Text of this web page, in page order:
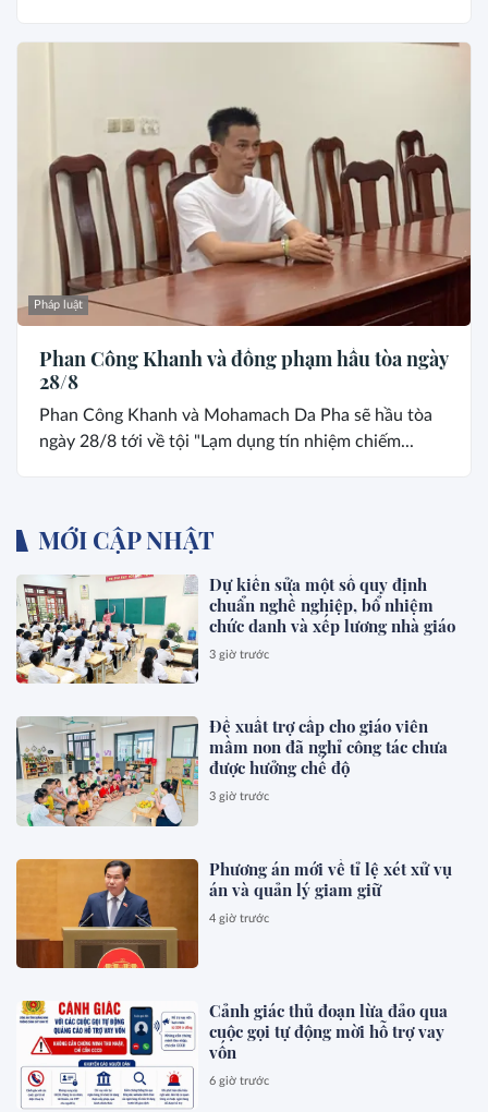
Pháp luật
Phan Công Khanh và đồng phạm hầu tòa ngày
28/8
Phan Công Khanh và Mohamach Da Pha sẽ hầu tòa
ngày 28/8 tới về tội "Lạm dụng tín nhiệm chiếm...
MỚI CẬP NHẬT
Dự kiến sửa một số quy định
chuẩn nghề nghiệp, bổ nhiệm
chức danh và xếp lương nhà giáo
3 giờ trước
Đề xuất trợ cấp cho giáo viên
mầm non đã nghỉ công tác chưa
được hưởng chế độ
3 giờ trước
Phương án mới về tỉ lệ xét xử vụ
án và quản lý giam giữ
4 giờ trước
Cảnh giác thủ đoạn lừa đảo qua
cuộc gọi tự động mời hỗ trợ vay
vốn
6 giờ trước